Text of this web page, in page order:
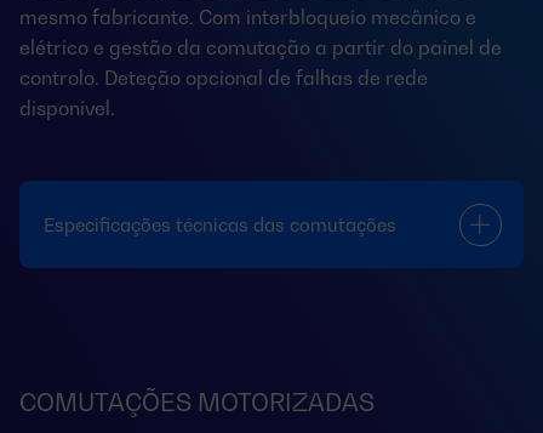
mesmo fabricante. Com interbloqueio mecânico e
elétrico e gestão da comutação a partir do painel de
controlo. Deteção opcional de falhas de rede
disponível.
Especificações técnicas das comutações
COMUTAÇÕES MOTORIZADAS